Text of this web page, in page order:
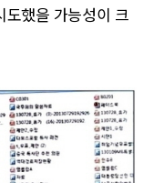
도했을 가능성이 크